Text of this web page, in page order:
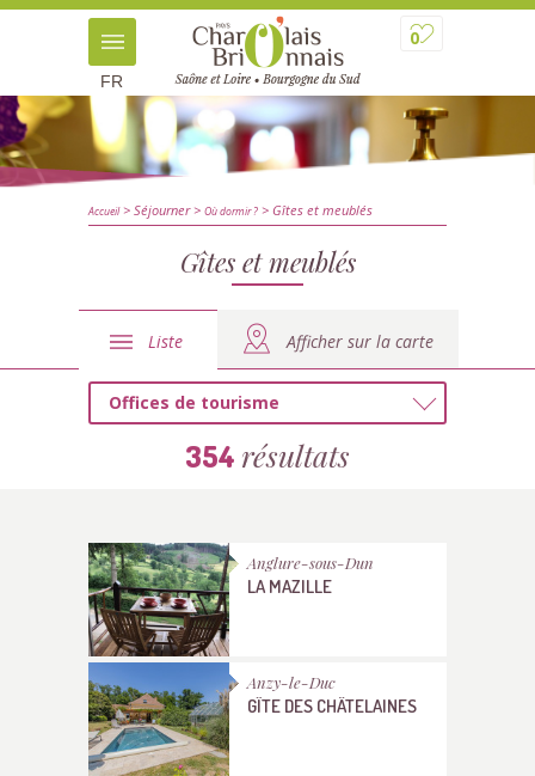
0
FR
Accueil> Séjourner> Où dormir ? > Gîtes et meublés
Gîtes et meublés
Liste Afficher sur la carte
Offices de tourisme
354 résultats
Anglure-sous-Dun
LA MAZILLE
Anzy-le-Duc
GÎTE DES CHÂTELAINES